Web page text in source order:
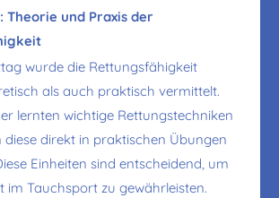
Theorie und Praxis der
wurde die Rettungsfähigkeit
als auch praktisch vermittelt.
lernten wichtige Rettungstechniken
direkt in praktischen Übungen
Einheiten sind entscheidend, um
im Tauchsport zu gewährleisten.